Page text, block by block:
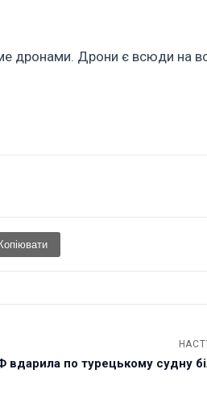
дронами. Дрони є всюди на
Копіювати
вдарила по турецькому судну